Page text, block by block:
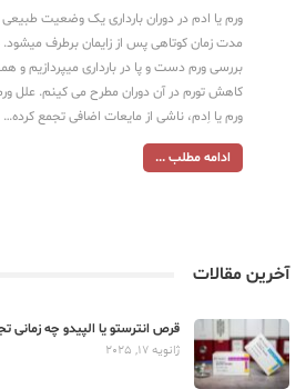
ورم یا ادم در دوران بارداری یک وضعیت
مدت زمان کوتاهی پس از زایمان برطرف میشود.
بررسی ورم دست و پا در بارداری میپردازیم و
کاهش تورم در آن دوران مطرح می کینم. علل
ورم یا اِدم، ناشی از مایعات اضافی تجمع کرده…
ادامه مطلب ...
آخرین مقالات
قرص انترستو یا الپیدو چه زمانی
ژانویه 17, 2025